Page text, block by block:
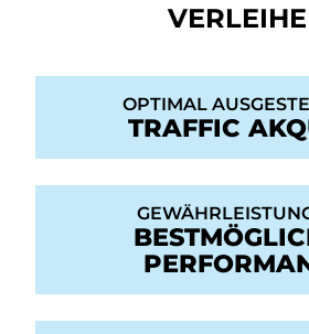
OPTIMAL
TRAFFIC